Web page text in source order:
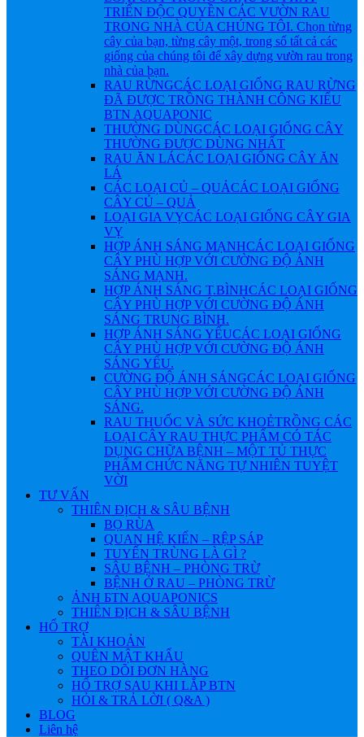
TRIỂN ĐỘC QUYỀN CÁC VƯỜN RAU
TRONG NHÀ CỦA CHÚNG TÔI. Chọn từng
cây của bạn, từng cây một, trong số tất cả các
giống của chúng tôi để xây dựng vườn rau trong
nhà của bạn.
RAU RỪNGCÁC LOẠI GIỐNG RAU RỪNG
ĐÃ ĐƯỢC TRỒNG THÀNH CÔNG KIỂU
BTN AQUAPONIC
THƯỜNG DÙNGCÁC LOẠI GIỐNG CÂY
THƯỜNG ĐƯỢC DÙNG NHẤT
RAU ĂN LÁCÁC LOẠI GIỐNG CÂY ĂN
LÁ
CÁC LOẠI CỦ – QUẢCÁC LOẠI GIỐNG
CÂY CỦ – QUẢ
LOẠI GIA VỴCÁC LOẠI GIỐNG CÂY GIA
VỴ
HỢP ÁNH SÁNG MẠNHCÁC LOẠI GIỐNG
CÂY PHÙ HỢP VỚI CƯỜNG ĐỘ ÁNH
SÁNG MẠNH.
HỢP ÁNH SÁNG T.BÌNHCÁC LOẠI GIỐNG
CÂY PHÙ HỢP VỚI CƯỜNG ĐỘ ÁNH
SÁNG TRUNG BÌNH.
HỢP ÁNH SÁNG YẾUCÁC LOẠI GIỐNG
CÂY PHÙ HỢP VỚI CƯỜNG ĐỘ ÁNH
SÁNG YẾU.
CƯỜNG ĐỘ ÁNH SÁNGCÁC LOẠI GIỐNG
CÂY PHÙ HỢP VỚI CƯỜNG ĐỘ ÁNH
SÁNG.
RAU THUỐC VÀ SỨC KHOẺTRỒNG CÁC
LOẠI CÂY RAU THỰC PHẨM CÓ TÁC
DỤNG CHỮA BỆNH – MỘT TỦ THỰC
PHẨM CHỨC NĂNG TỰ NHIÊN TUYỆT
VỜI
TƯ VẤN
THIÊN ĐỊCH & SÂU BỆNH
BỌ RÙA
QUAN HỆ KIẾN – RỆP SÁP
TUYẾN TRÙNG LÀ GÌ ?
SÂU BỆNH – PHÒNG TRỪ
BỆNH Ở RAU – PHÒNG TRỪ
ẢNH БTN AQUAPONICS
THIÊN ĐỊCH & SÂU BỆNH
HỔ TRỢ
TÀI KHOẢN
QUÊN MẬT KHẨU
THEO DÕI ĐƠN HÀNG
HỔ TRỢ SAU KHI LẮP BTN
HỎI & TRẢ LỜI ( Q&A )
BLOG
Liên hệ